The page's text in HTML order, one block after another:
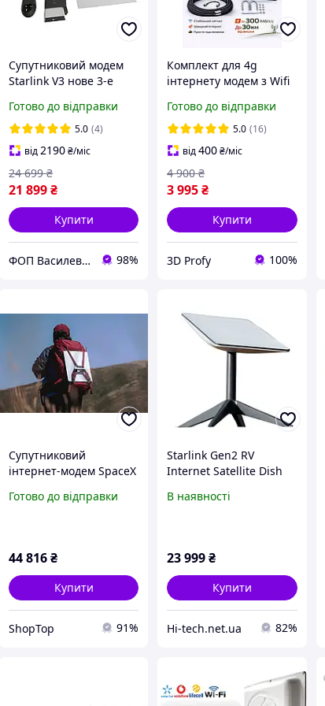
Супутниковий модем
Starlink V3 нове 3-е
Satellite Dish Kit Gen3
REV4 без акаунту
Готово до відправки
5.0 (4)
від2190₴/міс
21 899₴
24 699 ₴
Купити
ФОП Василевич Василь Андрійович 98%
Комплект для 4g
інтернету модем з Wifi
MIMO 2x22 дБ до 30 км
+ кабель + перехідники
Готово до відправки
5.0 (16)
від400₴/міс
3 995₴
4 900 ₴
Купити
3D Profy 100%
Супутниковий
інтернет-модем SpaceX
Ethernet, Супутниковий
Готово до відправки
44 816₴
Купити
ShopTop 91%
Starlink Gen2 RV
Internet Satellite Dish
інтернет-комплект, Wi-
В наявності
23 999₴
Купити
Hi-tech.net.ua 82%